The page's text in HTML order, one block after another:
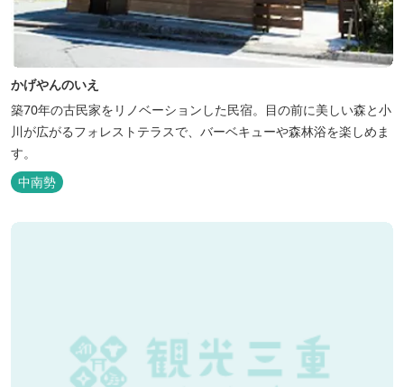
かげやんのいえ
築70年の古民家をリノベーションした民宿。目の前に美しい森と小
川が広がるフォレストテラスで、バーベキューや森林浴を楽しめま
す。
中南勢